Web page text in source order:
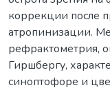
коррекции после
атропинизации.
рефрактометрия,
Гиршбергу,
синоптофоре и